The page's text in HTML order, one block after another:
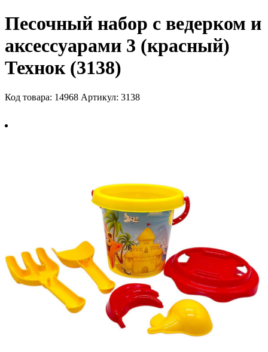
Песочный набор с ведерком и
аксессуарами 3 (красный)
Технок (3138)
Код товара: 14968 Артикул: 3138